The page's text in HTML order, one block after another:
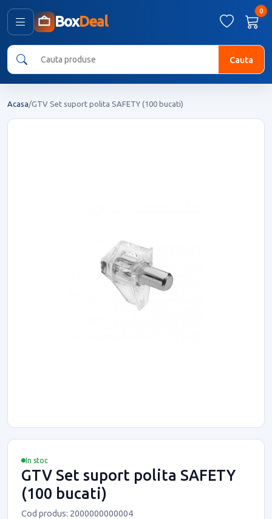
BoxDeal
0
Cauta
Acasa/GTV Set suport polita SAFETY (100 bucati)
In stoc
GTV Set suport polita SAFETY
(100 bucati)
Cod produs: 2000000000004